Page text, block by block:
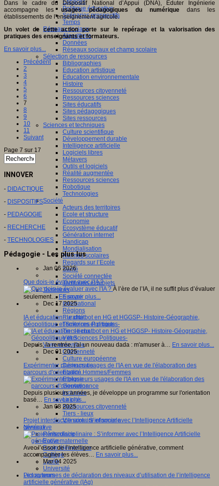
Espaces
Politique éducative
Scénarios prospectifs
Temps
Réseaux sociaux
Algorithme
Données
Réseaux sociaux et champ scolaire
Sélection de ressources
Bibliographies
Education artistique
Education environnementale
Histoire
Ressources citoyenneté
Ressources sciences
Sites éducatifs
Sites pédagogiques
Sites ressources
Sciences et techniques
Culture scientifique
Développement durable
Intelligence artificielle
Logiciels libres
Métavers
Outils et logiciels
Réalité augmentée
Ressources sciences
Robotique
Technologies
Société
Acteurs des territoires
Ecole et structure
Economie
Ecosystème éducatif
Génération internet
Handicap
Mondialisation
Normes scolaires
Regards sur l’Ecole
Santé
Société connectée
Territoires et projets
Territoires
Europe
International
Régions
Ruralité
Territoires et projets
Tiers lieux
Villes
Vivre ensemble
Citoyenneté
Culture européenne
Démocratie
Egalité Hommes/Femmes
Ethique
Gouvernance
Inclusion
Laïcité
Ressources citoyenneté
Tiers - lieux
Vie scolaire et sociale
Niveaux
Périscolaire
Ecole maternelle
Ecole élémentaire
Collège
Lycée
Université
Les auteurs
Dans le cadre du Dispositif National d’Appui (DNA), Eduter Ingénierie
accompagne les usages pédagogiques du numérique dans les
établissements de l’enseignement agricole.
Un volet de cette action porte sur le repérage et la valorisation des
pratiques des enseignants et formateurs.
En savoir plus...
Précédent
2
3
4
5
6
7
8
9
10
11
Suivant
Page 7 sur 17
INNOVER
- DIDACTIQUE
- DISPOSITIFS
- PEDAGOGIE
- RECHERCHE
- TECHNOLOGIES
Pédagogie - Les plus lus
Jan 06 2026
Que dois-je évaluer avec l'IA ?
À l’ère de l’IA, il ne suffit plus d’évaluer
seulement… En savoir plus...
Dec 17 2025
IA et éducation : le chatbot en HG et HGGSP- Histoire-Géographie,
Géopolitique et Sciences Politiques-
Depuis, la rentrée, j'ai un nouveau dada : m'amuser à… En savoir plus...
Dec 01 2025
Expérimenter plusieurs usages de l'IA en vue de l'élaboration des
parcours d'orientation.
Depuis plusieurs années, je développe un programme sur l'orientation
basé… En savoir plus...
Jan 08 2025
Projet interdisciplinaire : S’informer avec l’Intelligence Artificielle
générative
Avec l’essor de l’intelligence artificielle générative, comment
accompagner les élèves… En savoir plus...
Mar 04 2025
Pictogrammes de déclaration des niveaux d’utilisation de l’intelligence
artificielle générative (IAg)